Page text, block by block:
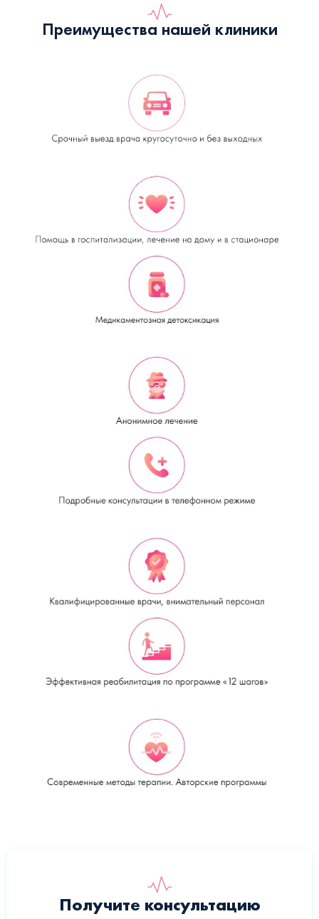
Преимущества нашей клиники
Получите консультацию